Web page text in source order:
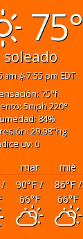
75°
soleado
am 7:55 pm EDT
75°f
5mph220°
84%
29.98"hg
uv: 0
mar mié
90°F/
66°F
86°F/
66°F